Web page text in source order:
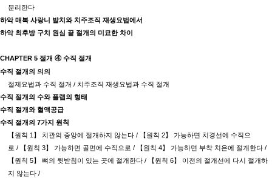
분리한다
하악 매복 사랑니 발치와 치주조직 재생요법에서
하악 최후방 구치 원심 끝 절개의 미묘한 차이
CHAPTER 5 절개 ④ 수직 절개
수직 절개의 의의
절제요법과 수직 절개 / 치주조직 재생요법과 수직 절개
수직 절개의 수와 플랩의 형태
수직 절개와 혈액공급
수직 절개의 7가지 원칙
【 원칙 1 】 치관의 중앙에 절개하지 않는다 / 【 원칙 2】
가능하면 치경선에 수직으
로 / 【 원칙 3】 가능하면 골면에 수직으로 / 【 원칙 4】 가능하면 부착 치은에 절개한다 /
【 원칙 5】 뼈의 뒷받침이 있는 곳에 절개한다 / 【 원칙 6】
이전의 절개선에 다시 절개하
지 않는다 /